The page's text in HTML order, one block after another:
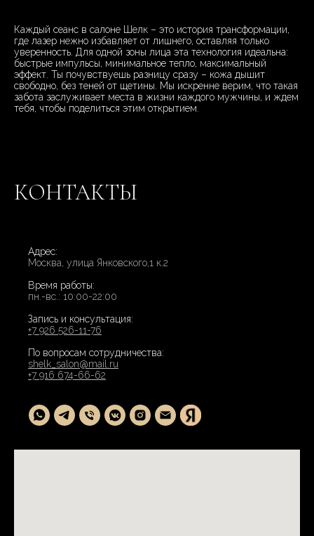
Каждый сеанс в салоне Шелк – это история трансформации,
где лазер нежно избавляет от лишнего, оставляя только
уверенность. Для одной зоны лица эта технология идеальна:
быстрые импульсы, минимальное тепло, максимальный
эффект. Ты почувствуешь разницу сразу – кожа дышит
свободно, без теней от щетины. Мы искренне верим, что такая
забота заслуживает места в жизни каждого мужчины, и ждем
тебя, чтобы поделиться этим открытием.
КОНТАКТЫ
Адрес:
Москва, улица Янковского,1 к.2
Время работы:
пн.-вс.: 10:00-22:00
Запись и консультация:
+7 926 526-11-76
По вопросам сотрудничества:
shelk_salon@mail.ru
+7 916 674-66-62